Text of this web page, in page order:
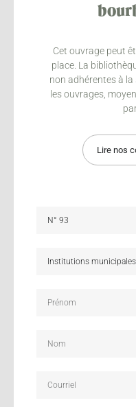
Cet ouvrage peut
place. La
non adhérentes à
les ouvrages,
Lire nos